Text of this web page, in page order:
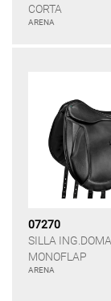
CORTA
ARENA
07270
SILLA
MONOFLAP
ARENA